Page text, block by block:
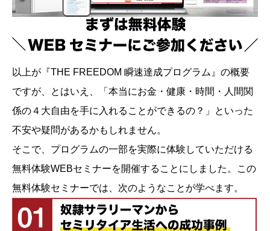
以上が『THE FREEDOM 瞬速達成プログラム』の概要
ですが、とはいえ、「本当にお金・健康・時間・人間関
係の４大自由を手に入れることができるの？」といった
不安や疑問があるかもしれません。
そこで、プログラムの一部を実際に体験していただける
無料体験WEBセミナーを開催することにしました。この
無料体験セミナーでは、次のようなことが学べます。